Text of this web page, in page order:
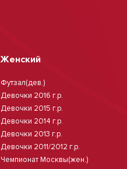
Женский
Футзал(дев.)
Девочки 2016 г.р.
Девочки 2015 г.р.
Девочки 2014 г.р.
Девочки 2013 г.р.
Девочки 2011/2012 г.р.
Чемпионат Москвы(жен.)